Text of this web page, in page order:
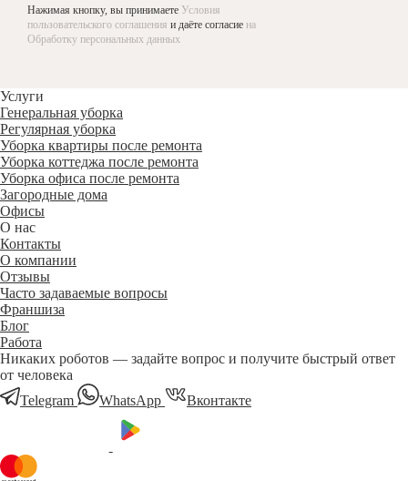
Нажимая кнопку, вы принимаете Условия
пользовательского соглашения и даёте согласие на
Обработку персональных данных
Услуги
Генеральная уборка
Регулярная уборка
Уборка квартиры после ремонта
Уборка коттеджа после ремонта
Уборка офиса после ремонта
Загородные дома
Офисы
О нас
Контакты
О компании
Отзывы
Часто задаваемые вопросы
Франшиза
Блог
Работа
Никаких роботов — задайте вопрос и получите быстрый ответ
от человека
Telegram
WhatsApp Вконтакте